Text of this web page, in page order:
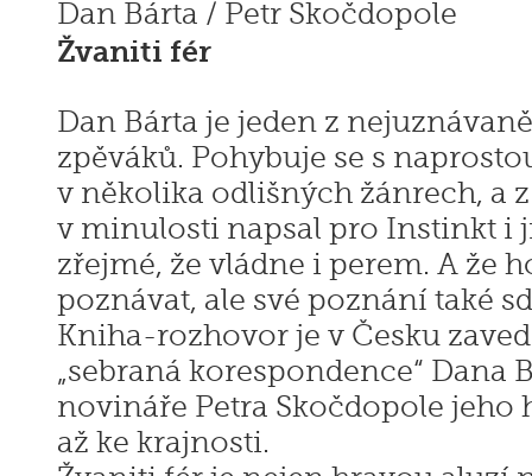
Dan Bárta / Petr Skočdopole
Žvaniti fér
Dan Bárta je jeden z
zpěváků. Pohybuje se s
v několika odlišných žánrech, a
v minulosti napsal pro Instinkt i
zřejmé, že vládne i perem. A že
poznávat, ale své poznání také
Kniha-rozhovor je v Česku
„sebraná korespondence“ Dana
novináře Petra Skočdopole
až ke krajnosti.